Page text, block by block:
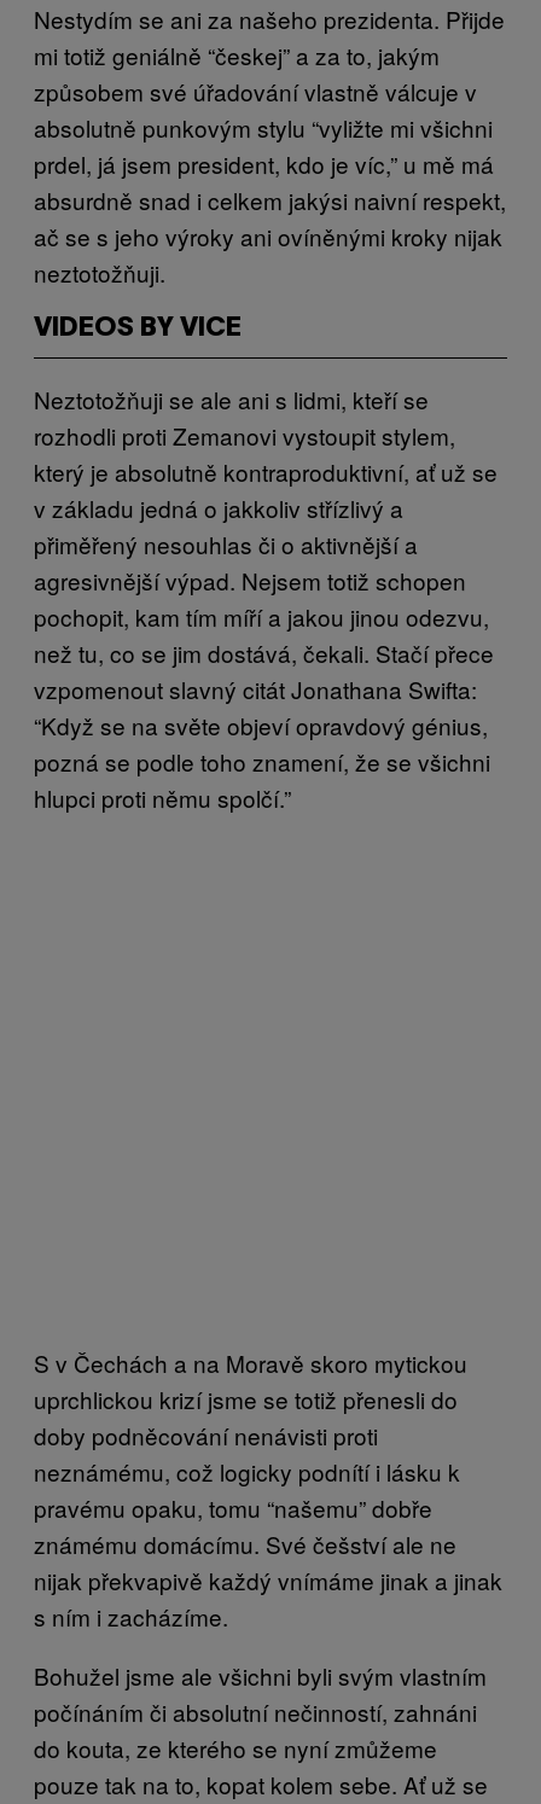
Nestydím se ani za našeho prezidenta. Přijde
mi totiž geniálně “českej” a za to, jakým
způsobem své úřadování vlastně válcuje v
absolutně punkovým stylu “vyližte mi všichni
prdel, já jsem president, kdo je víc,” u mě má
absurdně snad i celkem jakýsi naivní respekt,
ač se s jeho výroky ani ovíněnými kroky nijak
neztotožňuji.
VIDEOS BY VICE
Neztotožňuji se ale ani s lidmi, kteří se
rozhodli proti Zemanovi vystoupit stylem,
který je absolutně kontraproduktivní, ať už se
v základu jedná o jakkoliv střízlivý a
přiměřený nesouhlas či o aktivnější a
agresivnější výpad. Nejsem totiž schopen
pochopit, kam tím míří a jakou jinou odezvu,
než tu, co se jim dostává, čekali. Stačí přece
vzpomenout slavný citát Jonathana Swifta:
“Když se na světe objeví opravdový génius,
pozná se podle toho znamení, že se všichni
hlupci proti němu spolčí.”
S v Čechách a na Moravě skoro mytickou
uprchlickou krizí jsme se totiž přenesli do
doby podněcování nenávisti proti
neznámému, což logicky podnítí i lásku k
pravému opaku, tomu “našemu” dobře
známému domácímu. Své češství ale ne
nijak překvapivě každý vnímáme jinak a jinak
s ním i zacházíme.
Bohužel jsme ale všichni byli svým vlastním
počínáním či absolutní nečinností, zahnáni
do kouta, ze kterého se nyní zmůžeme
pouze tak na to, kopat kolem sebe. Ať už se